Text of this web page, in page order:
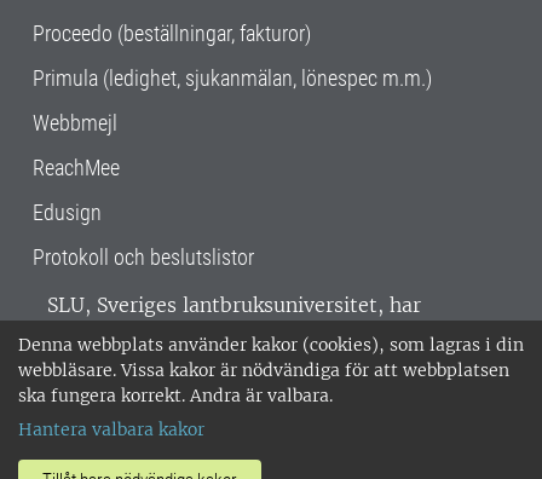
Denna webbplats använder kakor (cookies), som lagras i din
webbläsare. Vissa kakor är nödvändiga för att webbplatsen
ska fungera korrekt. Andra är valbara.
Hantera valbara kakor
Proceedo (beställningar, fakturor)
Primula (ledighet, sjukanmälan, lönespec m.m.)
Webbmejl
ReachMee
Edusign
Protokoll och beslutslistor
SLU, Sveriges lantbruksuniversitet, har
verksamhet över hela Sverige. Huvudorter är
Alnarp, Uppsala och Umeå.SLU är
miljöcertifierat enligt ISO 14001. •
018-67 10 00 • Org nr: 202100-2817 •